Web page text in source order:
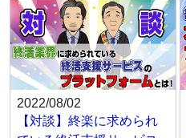
2022/08/02
【対談】終楽に求められ